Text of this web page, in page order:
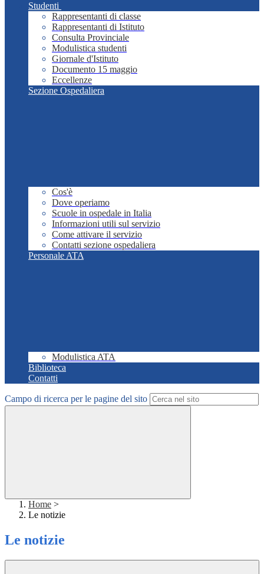
Studenti
Rappresentanti di classe
Rappresentanti di Istituto
Consulta Provinciale
Modulistica studenti
Giornale d'Istituto
Documento 15 maggio
Eccellenze
Sezione Ospedaliera
Cos'è
Dove operiamo
Scuole in ospedale in Italia
Informazioni utili sul servizio
Come attivare il servizio
Contatti sezione ospedaliera
Personale ATA
Modulistica ATA
Biblioteca
Contatti
Campo di ricerca per le pagine del sito
Home >
Le notizie
Le notizie